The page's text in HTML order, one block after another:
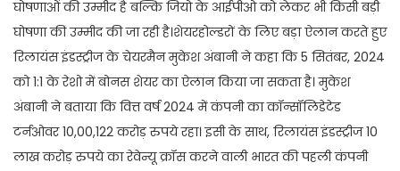
घोषणाओं की उम्मीद है बल्कि जियो के आईपीओ को लेकर भी किसी बड़ी
घोषणा की उम्मीद की जा रही है।शेयरहोल्डरों के लिए बड़ा ऐलान करते हुए
रिलायंस इंडस्ट्रीज के चेयरमैन मुकेश अंबानी ने कहा कि 5 सितंबर, 2024
को 1:1 के रेशो में बोनस शेयर का ऐलान किया जा सकता है। मुकेश
अंबानी ने बताया कि वित्त वर्ष 2024 में कंपनी का कॉन्सॉलिडेटेड
टर्नओवर 10,00,122 करोड़ रुपये रहा। इसी के साथ, रिलायंस इंडस्ट्रीज 10
लाख करोड़ रुपये का रेवेन्यू क्रॉस करने वाली भारत की पहली कंपनी